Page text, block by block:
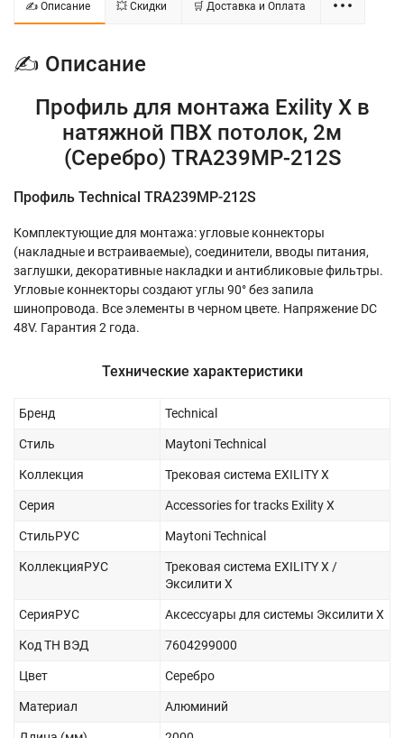
✍ Описание 💥 Скидки 🛒 Доставка и Оплата
✍ Описание
Профиль для монтажа Exility X в
натяжной ПВХ потолок, 2м
(Серебро) TRA239MP-212S
Профиль Technical TRA239MP-212S
Комплектующие для монтажа: угловые коннекторы
(накладные и встраиваемые), соединители, вводы питания,
заглушки, декоративные накладки и антибликовые фильтры.
Угловые коннекторы создают углы 90° без запила
шинопровода. Все элементы в черном цвете. Напряжение DC
48V. Гарантия 2 года.
Технические характеристики
Бренд Technical
Стиль Maytoni Technical
Коллекция Трековая система EXILITY X
Серия Accessories for tracks Exility X
СтильРУС Maytoni Technical
КоллекцияРУС
Трековая система EXILITY X /
Эксилити X
СерияРУС Аксессуары для системы Эксилити Х
Код ТН ВЭД 7604299000
Цвет Серебро
Материал Алюминий